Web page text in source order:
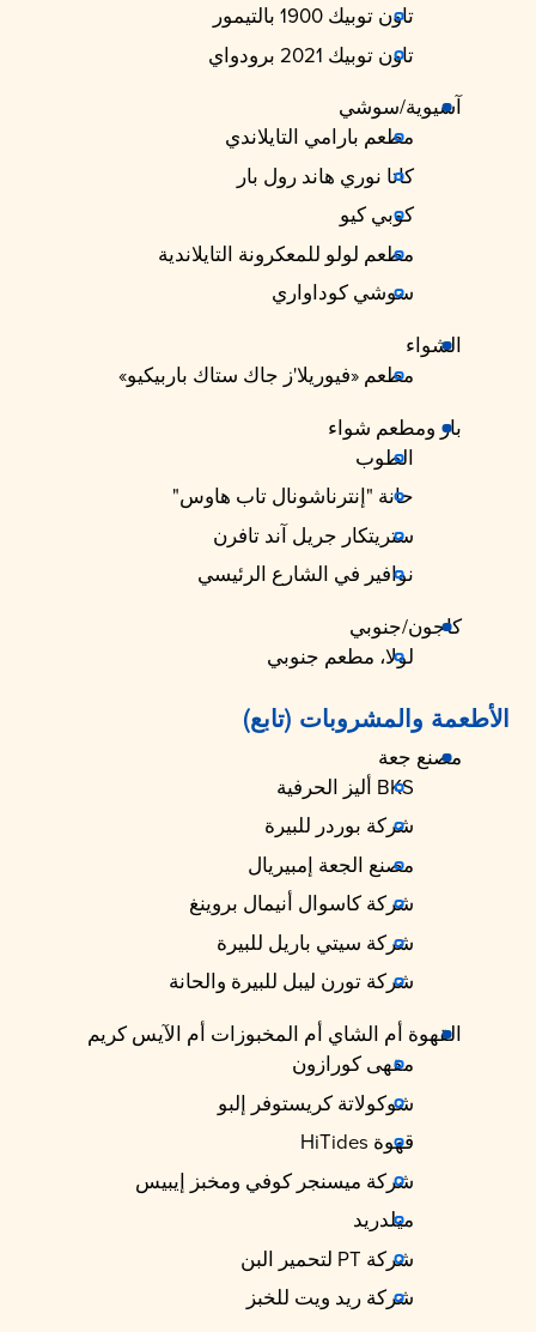
تاون توبيك 1900 بالتيمور
تاون توبيك 2021 برودواي
آسيوية/سوشي
مطعم بارامي التايلاندي
كاتا نوري هاند رول بار
كوبي كيو
مطعم لولو للمعكرونة التايلاندية
سوشي كوداواري
الشواء
مطعم «فيوريلا'ز جاك ستاك باربيكيو»
بار ومطعم شواء
الطوب
حانة "إنترناشونال تاب هاوس"
ستريتكار جريل آند تافرن
نوافير في الشارع الرئيسي
كاجون/جنوبي
لولا، مطعم جنوبي
الأطعمة والمشروبات (تابع)
مصنع جعة
BKS أليز الحرفية
شركة بوردر للبيرة
مصنع الجعة إمبيريال
شركة كاسوال أنيمال بروينغ
شركة سيتي باريل للبيرة
شركة تورن ليبل للبيرة والحانة
القهوة أم الشاي أم المخبوزات أم الآيس كريم
مقهى كورازون
شوكولاتة كريستوفر إلبو
قهوة HiTides
شركة ميسنجر كوفي ومخبز إيبيس
ميلدريد
شركة PT لتحمير البن
شركة ريد ويت للخبز